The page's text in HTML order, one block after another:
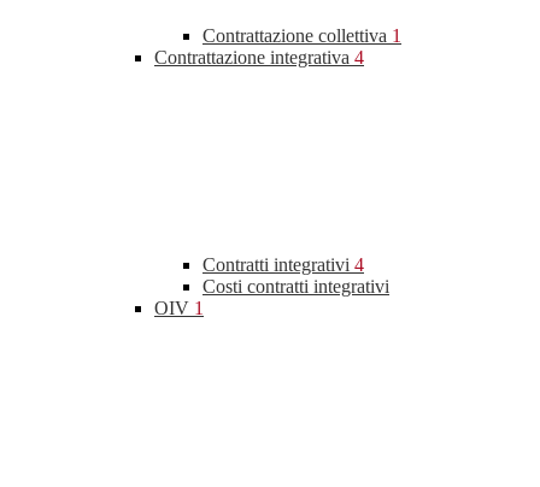
Contrattazione collettiva 1
Contrattazione integrativa 4
Contratti integrativi 4
Costi contratti integrativi
OIV 1